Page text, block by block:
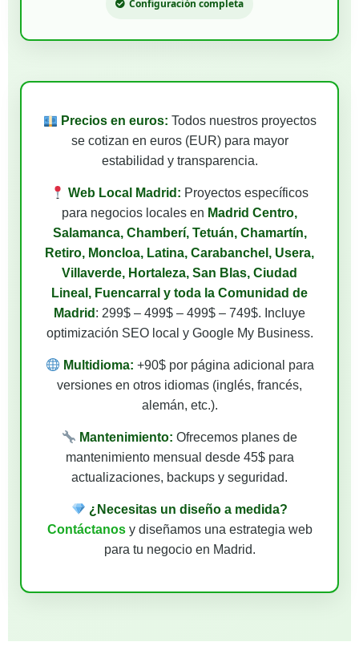
Configuración completa
Precios en euros: Todos nuestros proyectos
se cotizan en euros (EUR) para mayor
estabilidad y transparencia.
Web Local Madrid: Proyectos específicos
para negocios locales en Madrid Centro,
Salamanca, Chamberí, Tetuán, Chamartín,
Retiro, Moncloa, Latina, Carabanchel, Usera,
Villaverde, Hortaleza, San Blas, Ciudad
Lineal, Fuencarral y toda la Comunidad de
Madrid : 299$ – 499$ – 499$ – 749$. Incluye
optimización SEO local y Google My Business.
Multidioma: +90$ por página adicional para
versiones en otros idiomas (inglés, francés,
alemán, etc.).
Mantenimiento: Ofrecemos planes de
mantenimiento mensual desde 45$ para
actualizaciones, backups y seguridad.
¿Necesitas un diseño a medida?
Contáctanosy diseñamos una estrategia web
para tu negocio en Madrid.